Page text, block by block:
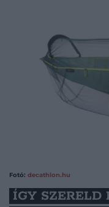
Fotó: decathlon.hu
ÍGY SZERELD